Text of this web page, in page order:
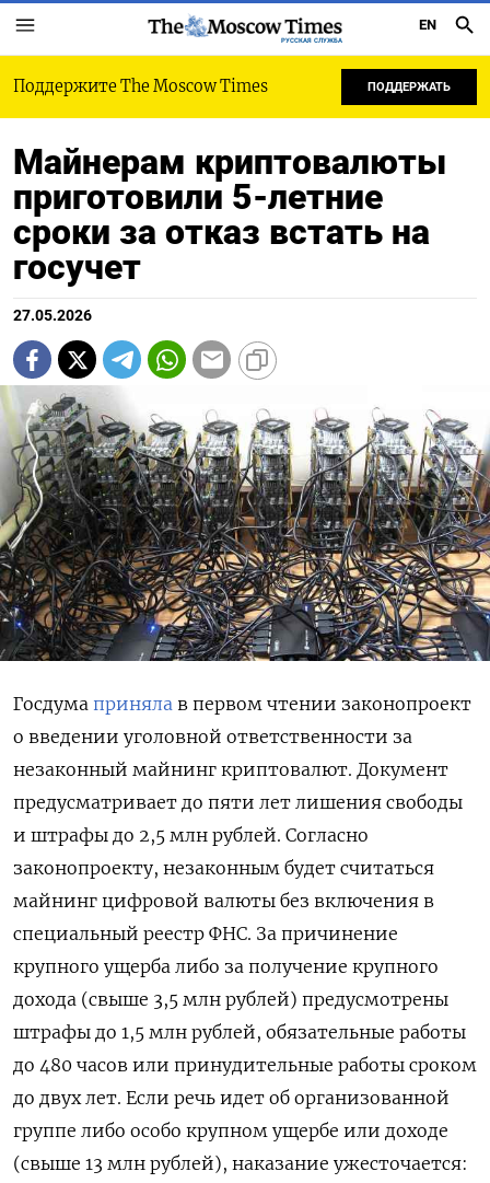
РУССКАЯ СЛУЖБА
EN
Поддержите The Moscow Times ПОДДЕРЖАТЬ
Майнерам криптовалюты
приготовили 5-летние
сроки за отказ встать на
госучет
27.05.2026
Госдума приняла в первом чтении законопроект
о введении уголовной ответственности за
незаконный майнинг криптовалют. Документ
предусматривает до пяти лет лишения свободы
и штрафы до 2,5 млн рублей. Согласно
законопроекту, незаконным будет считаться
майнинг цифровой валюты без включения в
специальный реестр ФНС. За причинение
крупного ущерба либо за получение крупного
дохода (свыше 3,5 млн рублей) предусмотрены
штрафы до 1,5 млн рублей, обязательные работы
до 480 часов или принудительные работы сроком
до двух лет. Если речь идет об организованной
группе либо особо крупном ущербе или доходе
(свыше 13 млн рублей), наказание ужесточается: